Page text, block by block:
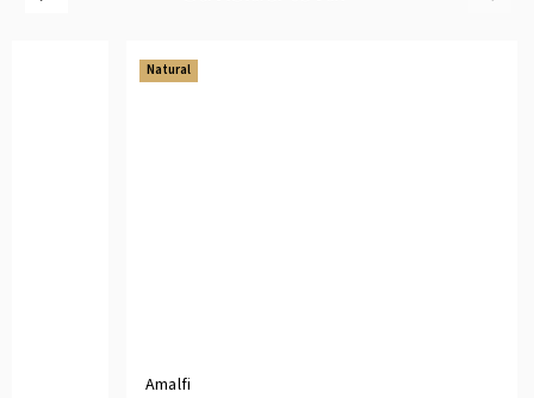
Natural
Amalfi